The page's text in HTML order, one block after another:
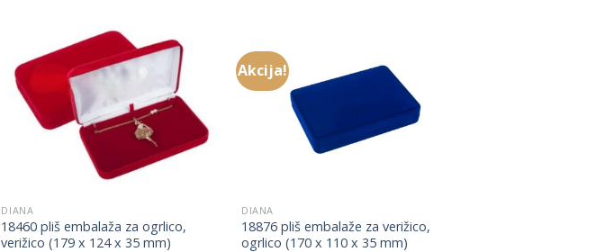
Add to
Wishlist
DIANA
18460 pliš embalaža za ogrlico,
verižico (179 x 124 x 35 mm)
Akcija!
Add to
Wishlist
DIANA
18876 pliš embalaže za verižico,
ogrlico (170 x 110 x 35 mm)